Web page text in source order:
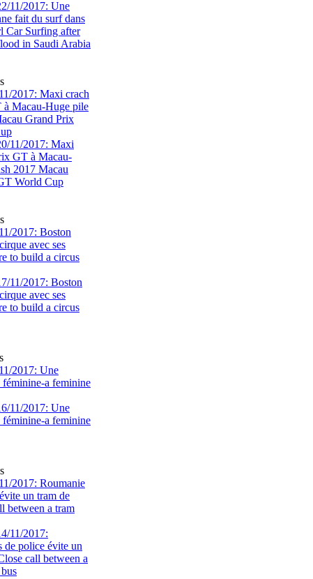
2017: Maxi crach
Macau-Huge pile
Grand Prix
2017: Boston
avec ses
to build a circus
2017: Une
a feminine
2017: Roumanie
un tram de
between a tram